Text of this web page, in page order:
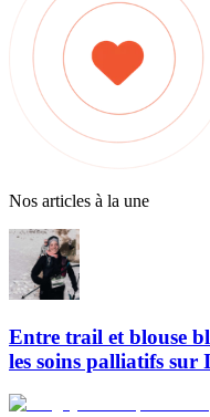
Nos articles à la une
Entre trail et blouse
les soins palliatifs sur